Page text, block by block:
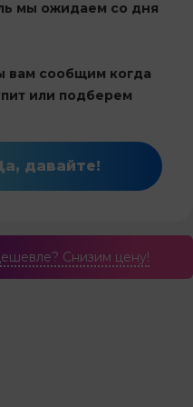
мы ожидаем со дня
вам сообщим когда
или подберем
давайте!
Cнизим цену!